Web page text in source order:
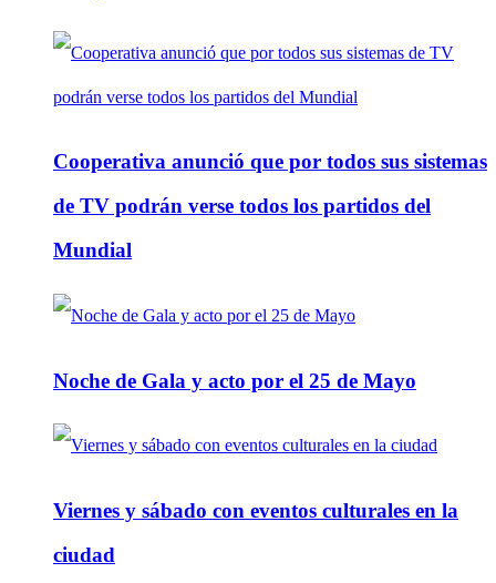
Cooperativa anunció que por todos sus sistemas
de TV podrán verse todos los partidos del
Mundial
Noche de Gala y acto por el 25 de Mayo
Viernes y sábado con eventos culturales en la
ciudad